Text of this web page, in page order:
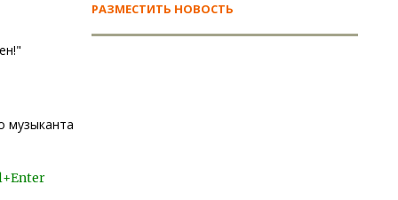
музыканта
РАЗМЕСТИТЬ НОВОСТЬ